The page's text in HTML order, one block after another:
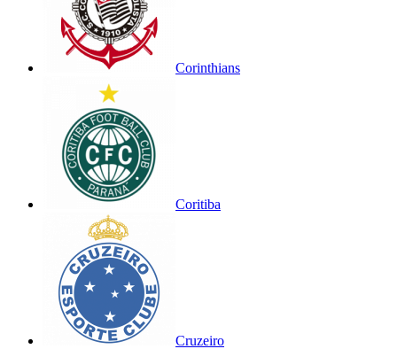
Corinthians
Coritiba
Cruzeiro